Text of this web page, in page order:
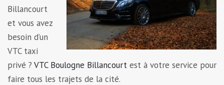
Billancourt
et vous avez
besoin d’un
VTC taxi
privé ? VTC Boulogne Billancourt est à votre service pour
faire tous les trajets de la cité.